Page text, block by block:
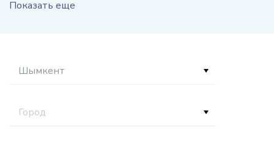
Показать еще
Шымкент
Город